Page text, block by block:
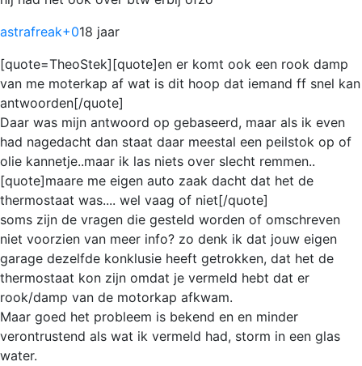
astrafreak+018 jaar
[quote=TheoStek][quote]en er komt ook een rook damp
van me moterkap af wat is dit hoop dat iemand ff snel kan
antwoorden[/quote]
Daar was mijn antwoord op gebaseerd, maar als ik even
had nagedacht dan staat daar meestal een peilstok op of
olie kannetje..maar ik las niets over slecht remmen..
[quote]maare me eigen auto zaak dacht dat het de
thermostaat was.... wel vaag of niet[/quote]
soms zijn de vragen die gesteld worden of omschreven
niet voorzien van meer info? zo denk ik dat jouw eigen
garage dezelfde konklusie heeft getrokken, dat het de
thermostaat kon zijn omdat je vermeld hebt dat er
rook/damp van de motorkap afkwam.
Maar goed het probleem is bekend en en minder
verontrustend als wat ik vermeld had, storm in een glas
water.